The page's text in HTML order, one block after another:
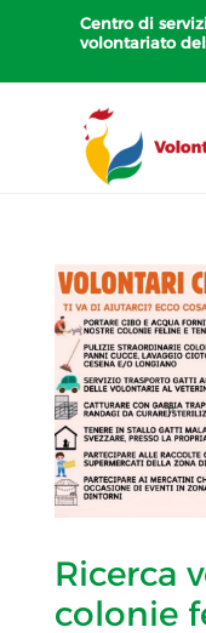
Centro di
volontariato
Ricerca
colonie